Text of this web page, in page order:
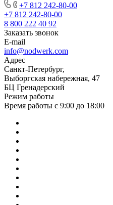
+7 812 242-80-00
+7 812 242-80-00
8 800 222 40 92
Заказать звонок
E-mail
info@nodwerk.com
Адрес
Санкт-Петербург,
Выборгская набережная, 47
БЦ Гренадерский
Режим работы
Время работы с 9:00 до 18:00